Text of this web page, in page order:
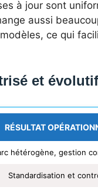
à jour sont
aussi
ce qui
et
RÉSULTAT
hétérogène, gestion
Standardisation et